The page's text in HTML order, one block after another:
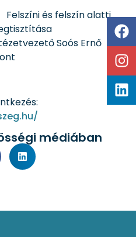
Felszíni és felszín alatti
Soós Ernő
médiában